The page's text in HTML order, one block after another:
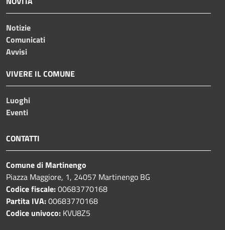
Notizie
Comunicati
Avvisi
VIVERE IL COMUNE
Luoghi
Eventi
CONTATTI
Comune di Martinengo
Piazza Maggiore, 1, 24057 Martinengo BG
Codice fiscale:00683770168
Partita IVA:00683770168
Codice univoco: KVU8Z5